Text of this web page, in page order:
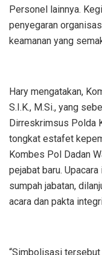
Personel lainnya.
penyegaran
keamanan yang
Hary mengatakan,
S.I.K., M.Si., yang
Dirreskrimsus Polda
tongkat estafet
Kombes Pol Dadan
pejabat baru.
sumpah jabatan,
acara dan pakta
“Simbolisasi